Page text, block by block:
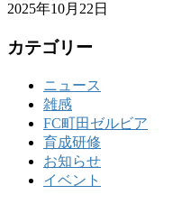
2025年10月22日
カテゴリー
ニュース
雑感
FC町田ゼルビア
育成研修
お知らせ
イベント